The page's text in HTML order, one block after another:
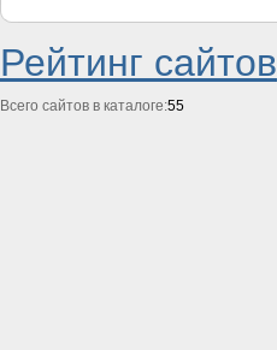
Рейтинг сайтов
Всего сайтов в каталоге:55